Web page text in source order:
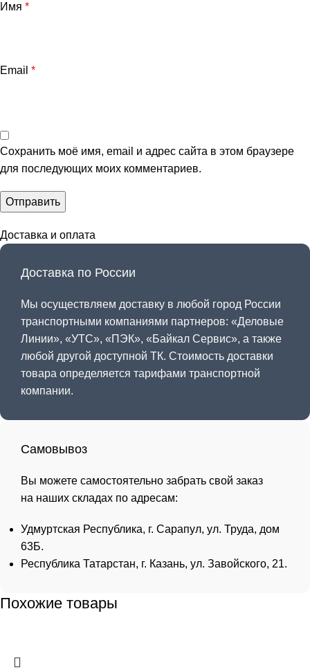
Имя *
Email *
Сохранить моё имя, email и адрес сайта в этом браузере
для последующих моих комментариев.
Доставка и оплата
Доставка по России
Мы осуществляем доставку в любой город России
транспортными компаниями партнеров: «Деловые
Линии», «УТС», «ПЭК», «Байкал Сервис», а также
любой другой доступной ТК. Стоимость доставки
товара определяется тарифами транспортной
компании.
Самовывоз
Вы можете самостоятельно забрать свой заказ
на наших складах по адресам:
Удмуртская Республика, г. Сарапул, ул. Труда, дом
63Б.
Республика Татарстан, г. Казань, ул. Завойского, 21.
Похожие товары